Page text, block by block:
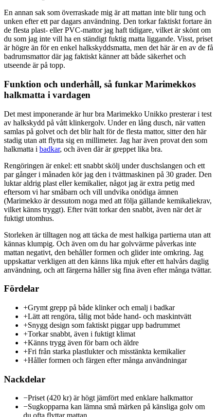
En annan sak som överraskade mig är att mattan inte blir tung och
unken efter ett par dagars användning. Den torkar faktiskt fortare än
de flesta plast- eller PVC-mattor jag haft tidigare, vilket är skönt om
du som jag inte vill ha en ständigt fuktig matta liggande. Visst, priset
är högre än för en enkel halkskyddsmatta, men det här är en av de få
badrumsmattor där jag faktiskt känner att både säkerhet och
utseende är på topp.
Funktion och underhåll, så funkar Marimekkos
halkmatta i vardagen
Det mest imponerande är hur bra Marimekko Unikko presterar i test
av halkskydd på vått klinkergolv. Under en lång dusch, när vatten
samlas på golvet och det blir halt för de flesta mattor, sitter den här
stadig utan att flytta sig en millimeter. Jag har även provat den som
halkmatta i badkar, och även där är greppet lika bra.
Rengöringen är enkel: ett snabbt skölj under duschslangen och ett
par gånger i månaden kör jag den i tvättmaskinen på 30 grader. Den
luktar aldrig plast eller kemikalier, något jag är extra petig med
eftersom vi har småbarn och vill undvika onödiga ämnen
(Marimekko är dessutom noga med att följa gällande kemikaliekrav,
vilket känns tryggt). Efter tvätt torkar den snabbt, även när det är
fuktigt utomhus.
Storleken är tilltagen nog att täcka de mest halkiga partierna utan att
kännas klumpig. Och även om du har golvvärme påverkas inte
mattan negativt, den behåller formen och glider inte omkring. Jag
uppskattar verkligen att den känns lika mjuk efter ett halvårs daglig
användning, och att färgerna håller sig fina även efter många tvättar.
Fördelar
+Grymt grepp på både klinker och emalj i badkar
+Lätt att rengöra, tålig mot både hand- och maskintvätt
+Snygg design som faktiskt piggar upp badrummet
+Torkar snabbt, även i fuktigt klimat
+Känns trygg även för barn och äldre
+Fri från starka plastlukter och misstänkta kemikalier
+Håller formen och färgen efter många användningar
Nackdelar
−Priset (420 kr) är högt jämfört med enklare halkmattor
−Sugkopparna kan lämna små märken på känsliga golv om